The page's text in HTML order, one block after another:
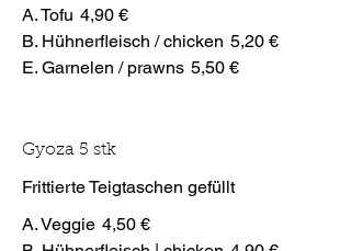
A. Tofu 4,90 €
B. Hühnerfleisch / chicken 5,20 €
E. Garnelen / prawns 5,50 €
Gyoza 5 stk
Frittierte Teigtaschen gefüllt
A. Veggie 4,50 €